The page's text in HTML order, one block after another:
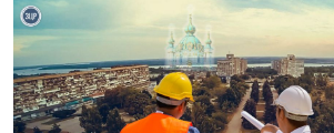
Зображення завантажується